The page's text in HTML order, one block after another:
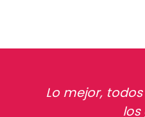
Lo mejor,
los